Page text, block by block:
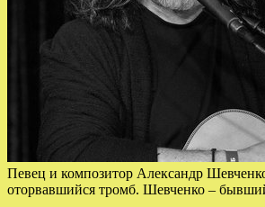
Певец и композитор Александр
оторвавшийся тромб. Шевченко –